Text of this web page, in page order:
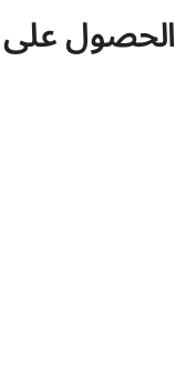
الحصول على